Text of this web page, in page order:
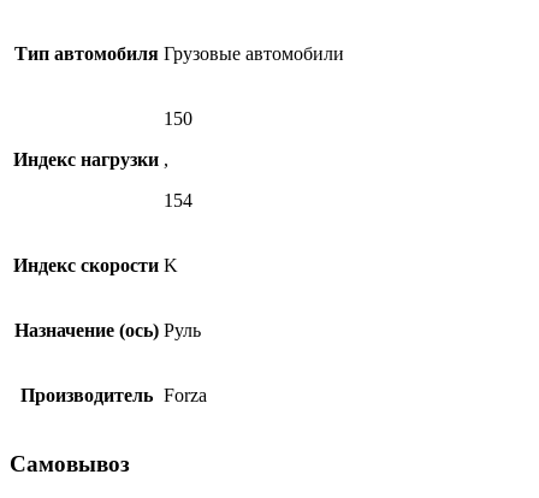
Тип автомобиля Грузовые автомобили
Индекс нагрузки
150
,
154
Индекс скорости K
Назначение (ось) Руль
Производитель Forza
Самовывоз